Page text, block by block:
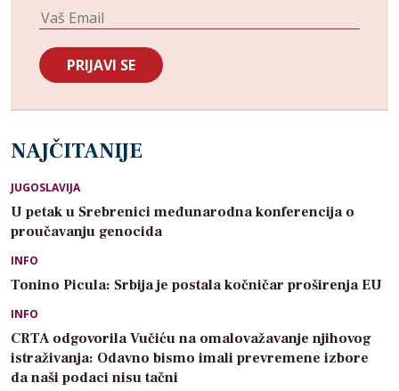
NAJČITANIJE
JUGOSLAVIJA
U petak u Srebrenici međunarodna konferencija o
proučavanju genocida
INFO
Tonino Picula: Srbija je postala kočničar proširenja EU
INFO
CRTA odgovorila Vučiću na omalovažavanje njihovog
istraživanja: Odavno bismo imali prevremene izbore
da naši podaci nisu tačni